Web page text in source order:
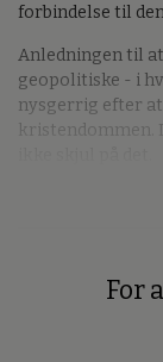
forbindelse til
Anledningen til
geopolitiske - i
nysgerrig efter
For